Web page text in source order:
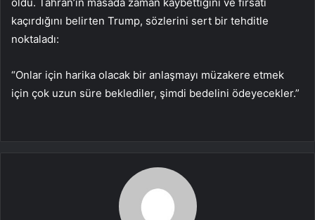
kaçırdığını belirten Trump, sözlerini sert bir tehditle
noktaladı:
“Onlar için harika olacak bir anlaşmayı müzakere etmek
için çok uzun süre beklediler, şimdi bedelini ödeyecekler.”